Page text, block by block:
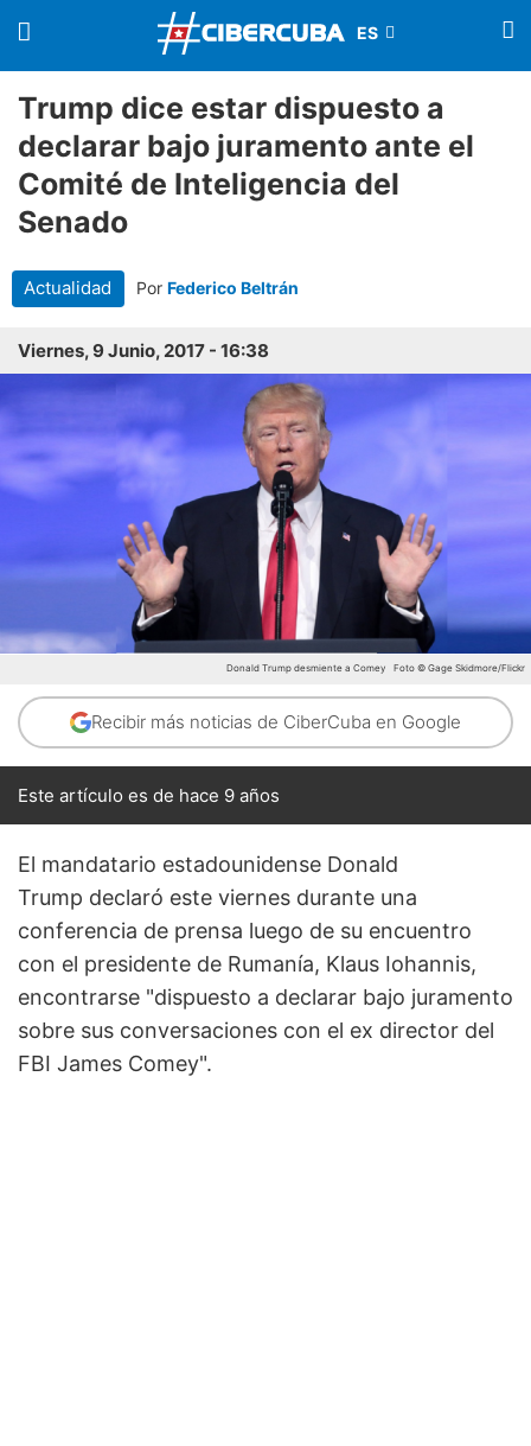
Trump dice estar dispuesto a
declarar bajo juramento ante el
Comité de Inteligencia del
Senado
Actualidad Por Federico Beltrán
Viernes, 9 Junio, 2017 - 16:38
Donald Trump desmiente a Comey Foto © Gage Skidmore/Flickr
Recibir más noticias de CiberCuba en Google
Este artículo es de hace 9 años
El mandatario estadounidense Donald
Trump declaró este viernes durante una
conferencia de prensa luego de su encuentro
con el presidente de Rumanía, Klaus Iohannis,
encontrarse "dispuesto a declarar bajo juramento
sobre sus conversaciones con el ex director del
FBI James Comey".